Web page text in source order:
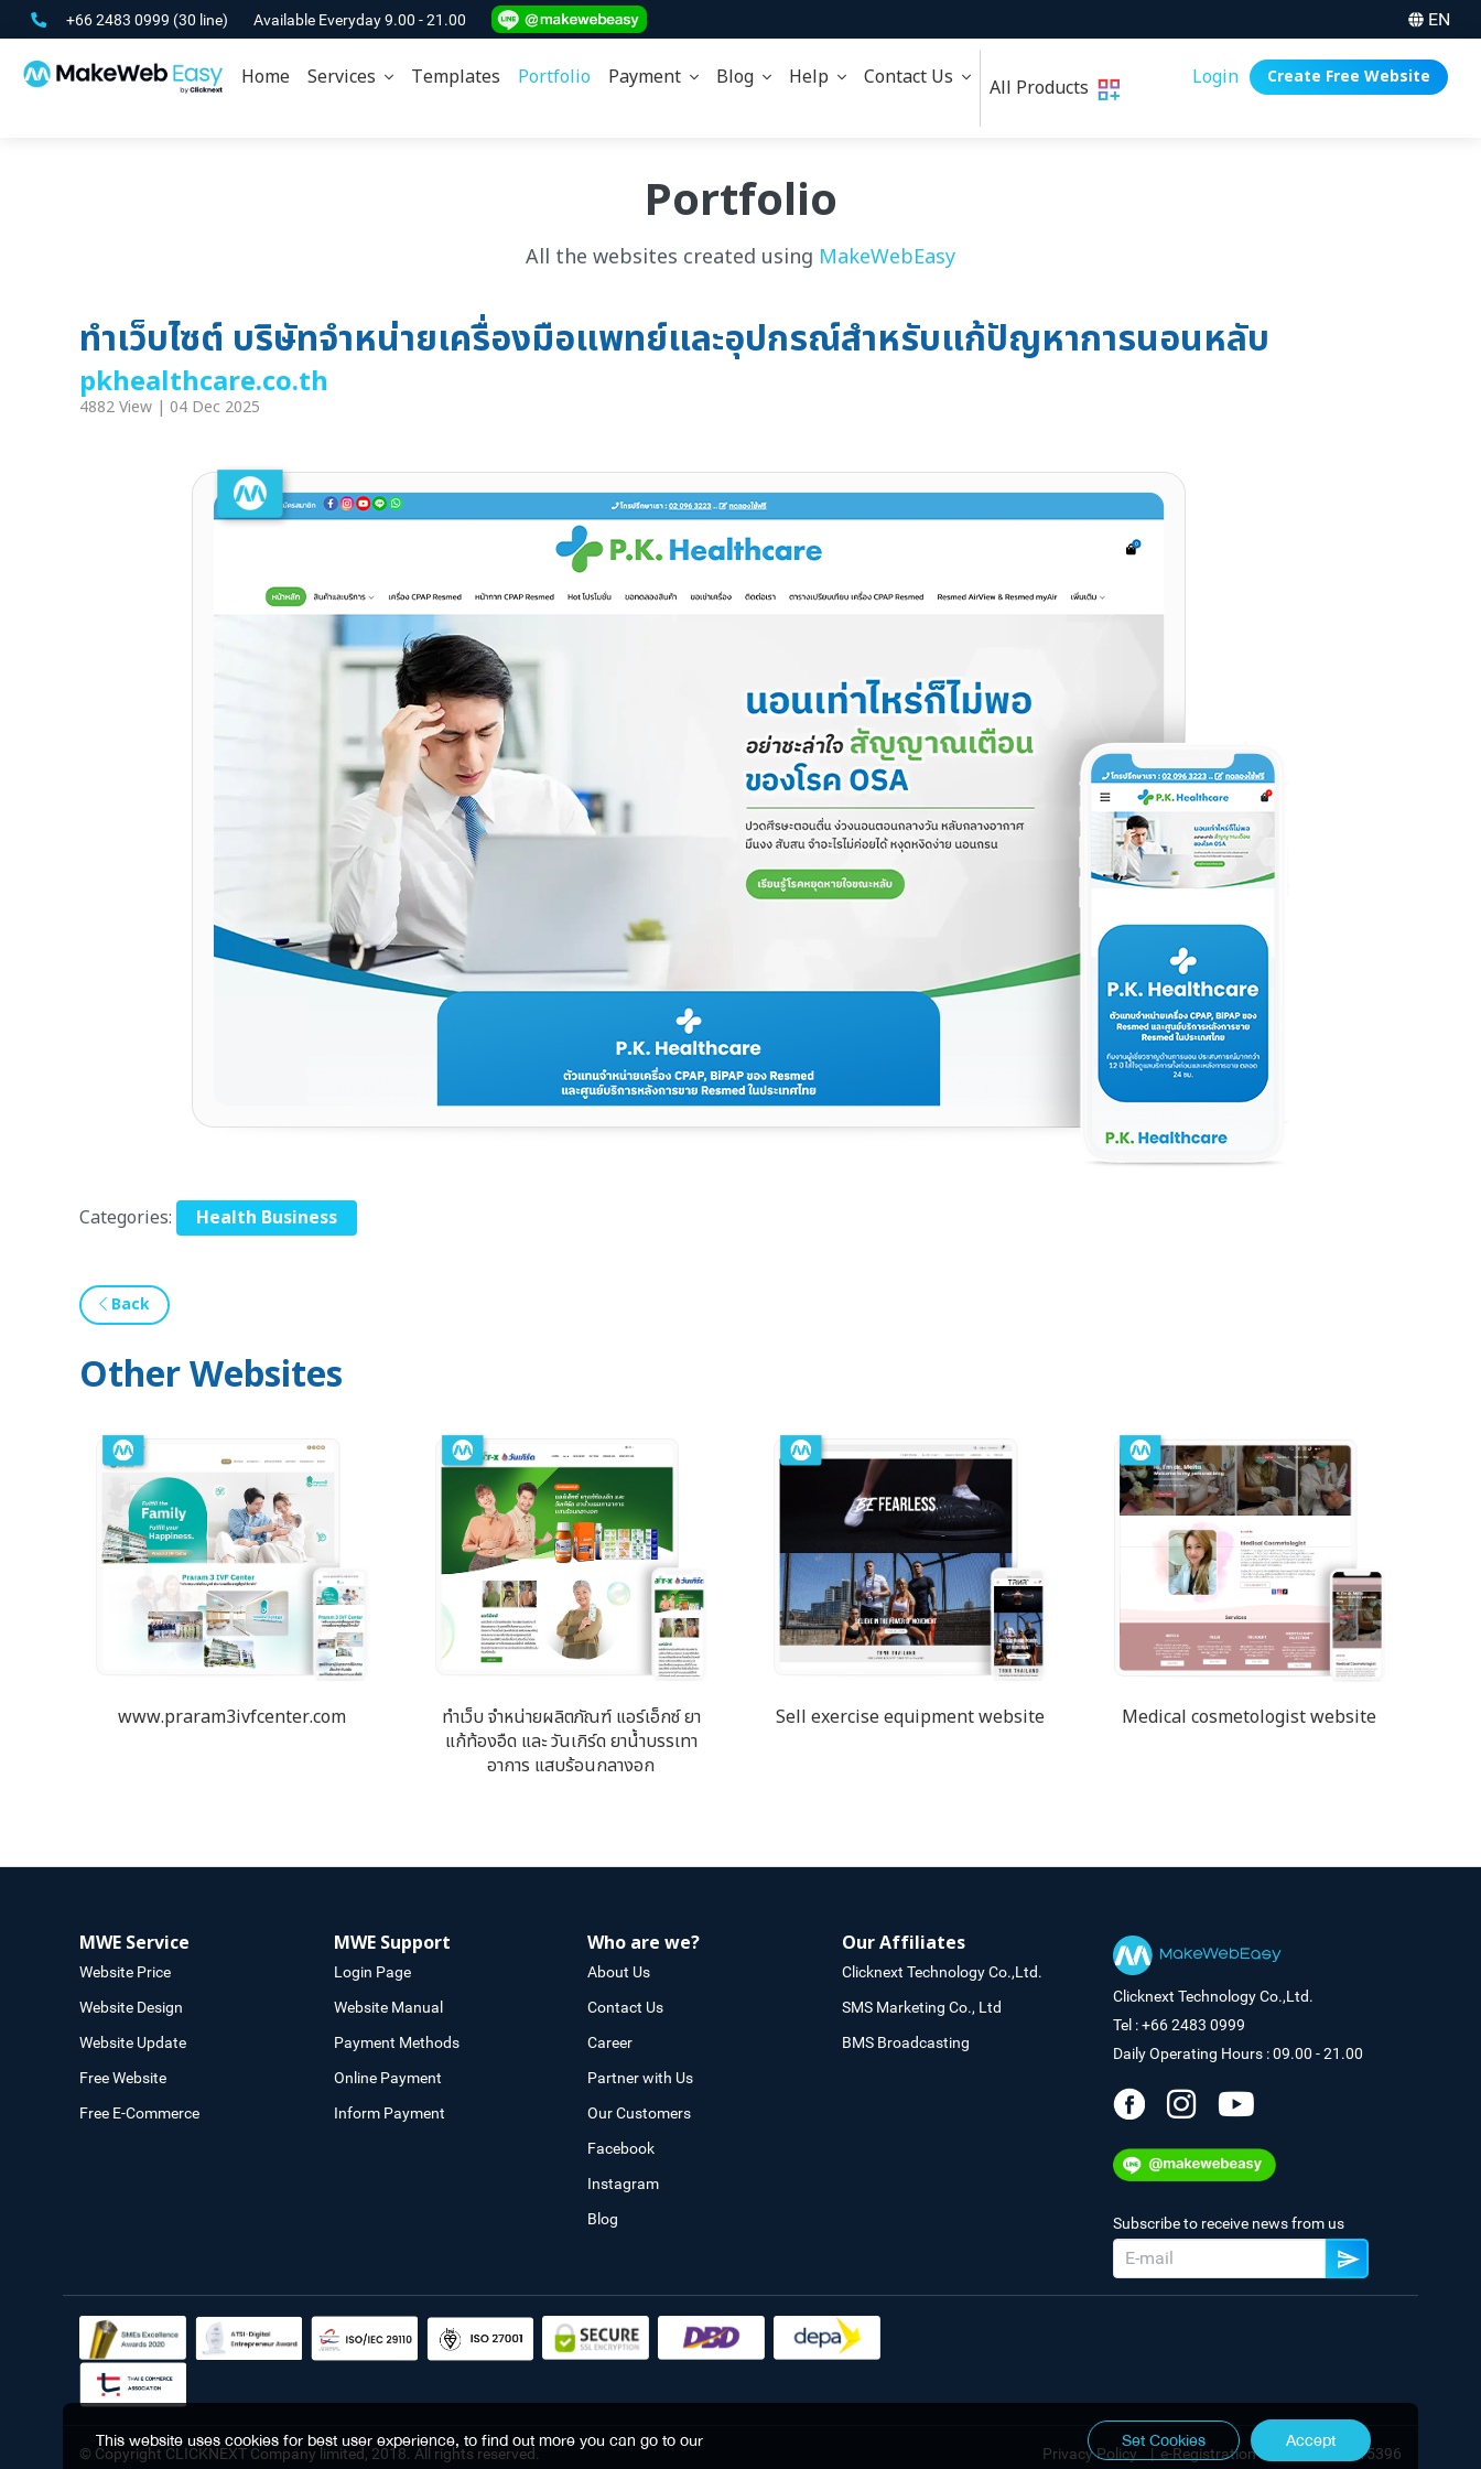
+66 2483 0999 (30 line) Available Everyday 9.00 - 21.00 EN
Home Services Templates Portfolio Payment Blog Help Contact Us All Products Login Create Free Website
Portfolio
All the websites created using MakeWebEasy
ทำเว็บไซต์ บริษัทจำหน่ายเครื่องมือแพทย์และอุปกรณ์สำหรับแก้ปัญหาการนอนหลับ
pkhealthcare.co.th
4882 View | 04 Dec 2025
Categories: Health Business
Back
Other Websites
www.praram3ivfcenter.com
ทำเว็บ จำหน่ายผลิตภัณฑ์ แอร์เอ็กซ์ ยา
แก้ท้องอืด และ วันเกิร์ด ยาน้ำบรรเทา
อาการ แสบร้อนกลางอก
Sell exercise equipment website Medical cosmetologist website
MWE Service
Website Price
Website Design
Website Update
Free Website
Free E-Commerce
MWE Support
Login Page
Website Manual
Payment Methods
Online Payment
Inform Payment
Who are we?
About Us
Contact Us
Career
Partner with Us
Our Customers
Facebook
Instagram
Blog
Our Affiliates
Clicknext Technology Co.,Ltd.
SMS Marketing Co., Ltd
BMS Broadcasting
Clicknext Technology Co.,Ltd.
Tel : +66 2483 0999
Daily Operating Hours : 09.00 - 21.00
Subscribe to receive news from us
© Copyright CLICKNEXT Company limited, 2018. All rights reserved. Privacy Policy | e-Registration No. 0105544115396
This website uses cookies for best user experience, to find out more you can go to our Set Cookies Accept